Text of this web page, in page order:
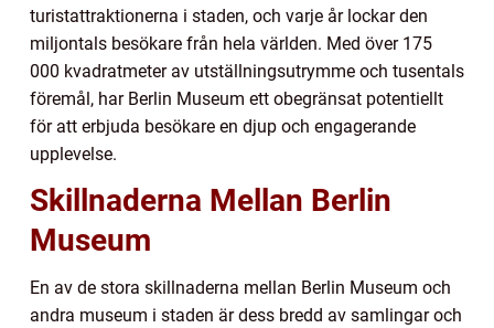
turistattraktionerna i staden, och varje år lockar den
miljontals besökare från hela världen. Med över 175
000 kvadratmeter av utställningsutrymme och tusentals
föremål, har Berlin Museum ett obegränsat potentiellt
för att erbjuda besökare en djup och engagerande
upplevelse.
Skillnaderna Mellan Berlin
Museum
En av de stora skillnaderna mellan Berlin Museum och
andra museum i staden är dess bredd av samlingar och